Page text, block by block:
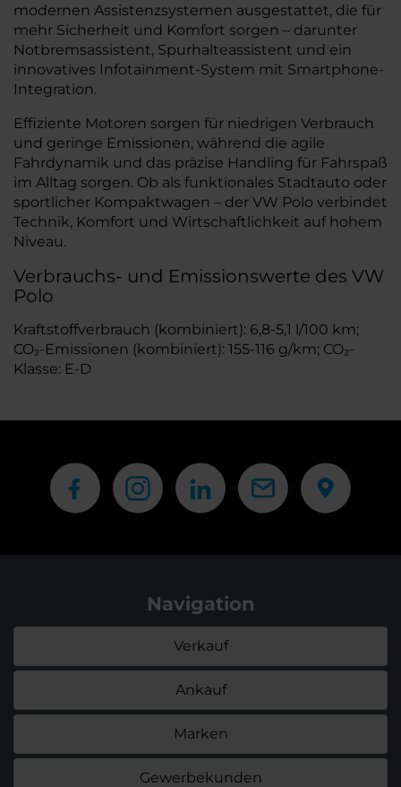
modernen Assistenzsystemen ausgestattet, die für
mehr Sicherheit und Komfort sorgen – darunter
Notbremsassistent, Spurhalteassistent und ein
innovatives Infotainment-System mit Smartphone-
Integration.
Effiziente Motoren sorgen für niedrigen Verbrauch
und geringe Emissionen, während die agile
Fahrdynamik und das präzise Handling für Fahrspaß
im Alltag sorgen. Ob als funktionales Stadtauto oder
sportlicher Kompaktwagen – der VW Polo verbindet
Technik, Komfort und Wirtschaftlichkeit auf hohem
Niveau.
Verbrauchs- und Emissionswerte des VW
Polo
Kraftstoffverbrauch (kombiniert): 6,8-5,1 l/100 km;
CO₂-Emissionen (kombiniert): 155-116 g/km; CO₂-
Klasse: E-D
Navigation
Verkauf
Ankauf
Marken
Gewerbekunden